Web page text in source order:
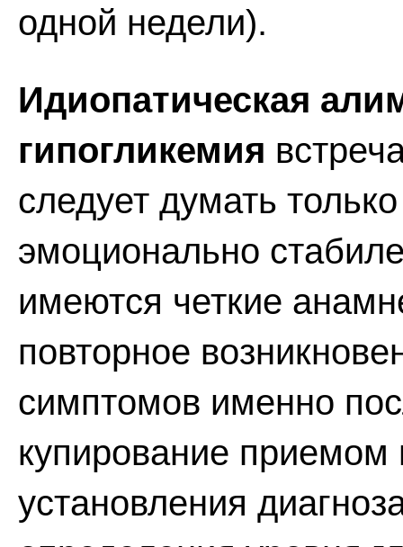
одной недели).
Идиопатическая
гипогликемия
следует думать
эмоционально
имеются четкие
повторное
симптомов именно
купирование
установления